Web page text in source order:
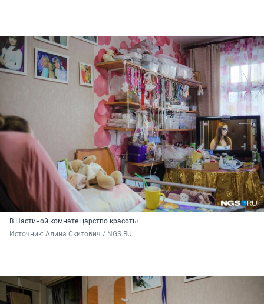
В Настиной комнате царство красоты
Источник: Алина Скитович / NGS.RU